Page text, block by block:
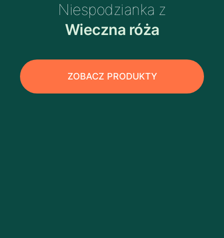
Niespodzianka z
Wieczna róża
ZOBACZ PRODUKTY